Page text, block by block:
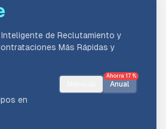
de Reclutamiento y
Más Rápidas y
en
Anual
Ahorra 17 %